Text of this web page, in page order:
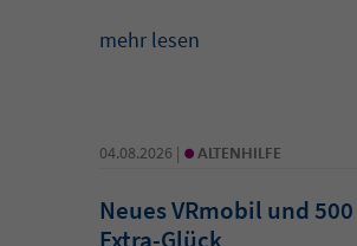
mehr lesen
04.08.2026 | • ALTENHILFE
Neues VRmobil und
Extra-Glück